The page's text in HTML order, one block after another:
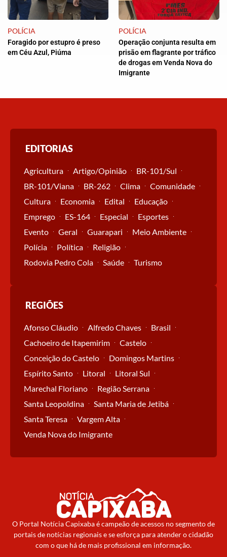
POLÍCIA
Foragido por estupro é preso
em Céu Azul, Piúma
POLÍCIA
Operação conjunta resulta em
prisão em flagrante por tráfico
de drogas em Venda Nova do
Imigrante
EDITORIAS
Agricultura Artigo/Opinião
BR-101/Sul
BR-101/Viana
BR-262 Clima
Comunidade
Cultura
Economia Edital
Educação
Emprego
ES-164 Especial
Esportes
Evento
Geral Guarapari
Meio Ambiente
Polícia
Política
Religião
Rodovia Pedro Cola
Saúde Turismo
REGIÕES
Afonso Cláudio Alfredo Chaves
Brasil
Cachoeiro de Itapemirim
Castelo
Conceição do Castelo
Domingos Martins
Espírito Santo
Litoral
Litoral Sul
Marechal Floriano
Região Serrana
Santa Leopoldina
Santa Maria de Jetibá
Santa Teresa
Vargem Alta
Venda Nova do Imigrante
O Portal Notícia Capixaba é campeão de acessos no segmento de
portais de notícias regionais e se esforça para atender o cidadão
com o que há de mais profissional em informação.